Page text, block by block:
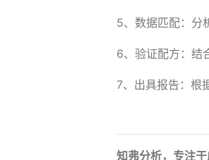
5、数据匹配：分
6、验证配方：结
7、出具报告：根
知弗分析，专注